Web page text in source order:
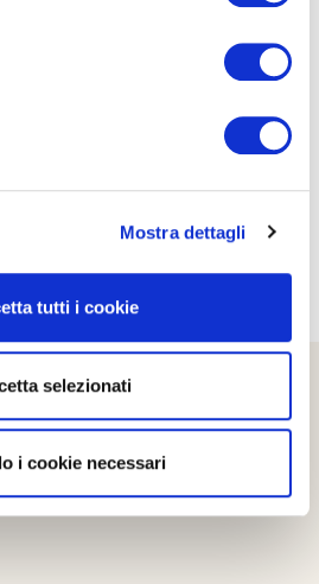
Mostra dettagli
tutti i cookie
selezionati
i cookie necessari